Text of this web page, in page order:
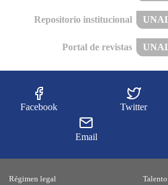
Repositorio institucional
Portal de revistas
Facebook Twitter
Email
Régimen legal